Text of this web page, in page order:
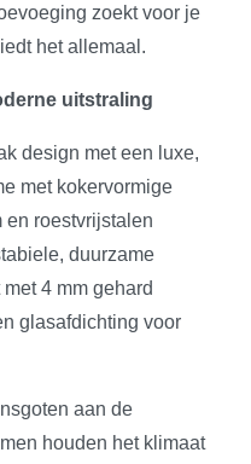
zoekt voor je
het allemaal.
uitstraling
design met een luxe,
met kokervormige
en roestvrijstalen
duurzame
4 mm gehard
glasafdichting voor
aan de
houden het klimaat